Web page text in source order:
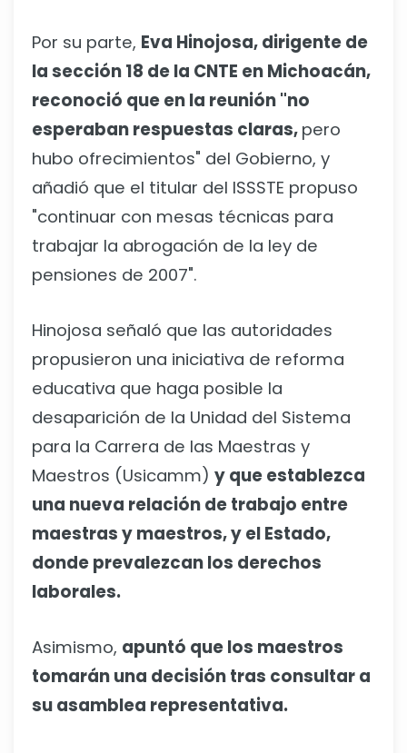
Por su parte, Eva Hinojosa, dirigente de
la sección 18 de la CNTE en Michoacán,
reconoció que en la reunión "no
esperaban respuestas claras, pero
hubo ofrecimientos" del Gobierno, y
añadió que el titular del ISSSTE propuso
"continuar con mesas técnicas para
trabajar la abrogación de la ley de
pensiones de 2007".
Hinojosa señaló que las autoridades
propusieron una iniciativa de reforma
educativa que haga posible la
desaparición de la Unidad del Sistema
para la Carrera de las Maestras y
Maestros (Usicamm) y que establezca
una nueva relación de trabajo entre
maestras y maestros, y el Estado,
donde prevalezcan los derechos
laborales.
Asimismo, apuntó que los maestros
tomarán una decisión tras consultar a
su asamblea representativa.